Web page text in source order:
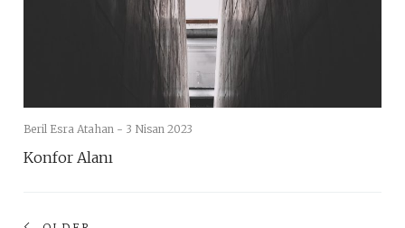
Beril Esra Atahan - 3 Nisan 2023
Konfor Alanı